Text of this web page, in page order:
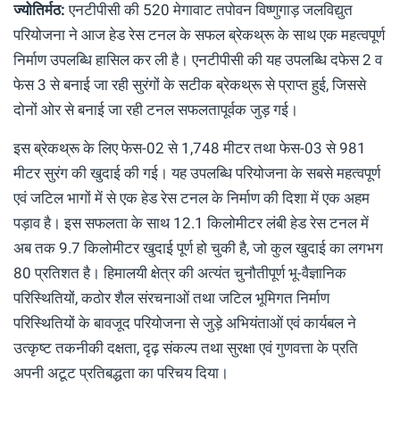
ज्योतिर्मठ:एनटीपीसी की 520 मेगावाट तपोवन विष्णुगाड़ जलविद्युत
परियोजना ने आज हेड रेस टनल के सफल ब्रेकथ्रू के साथ एक महत्वपूर्ण
निर्माण उपलब्धि हासिल कर ली है। एनटीपीसी की यह उपलब्धि दफेस 2 व
फेस 3 से बनाई जा रही सुरंगों के सटीक ब्रेकथ्रू से प्राप्त हुई, जिससे
दोनों ओर से बनाई जा रही टनल सफलतापूर्वक जुड़ गई।
इस ब्रेकथ्रू के लिए फेस-02 से 1,748 मीटर तथा फेस-03 से 981
मीटर सुरंग की खुदाई की गई। यह उपलब्धि परियोजना के सबसे महत्वपूर्ण
एवं जटिल भागों में से एक हेड रेस टनल के निर्माण की दिशा में एक अहम
पड़ाव है। इस सफलता के साथ 12.1 किलोमीटर लंबी हेड रेस टनल में
अब तक 9.7 किलोमीटर खुदाई पूर्ण हो चुकी है, जो कुल खुदाई का लगभग
80 प्रतिशत है। हिमालयी क्षेत्र की अत्यंत चुनौतीपूर्ण भू-वैज्ञानिक
परिस्थितियों, कठोर शैल संरचनाओं तथा जटिल भूमिगत निर्माण
परिस्थितियों के बावजूद परियोजना से जुड़े अभियंताओं एवं कार्यबल ने
उत्कृष्ट तकनीकी दक्षता, दृढ़ संकल्प तथा सुरक्षा एवं गुणवत्ता के प्रति
अपनी अटूट प्रतिबद्धता का परिचय दिया।